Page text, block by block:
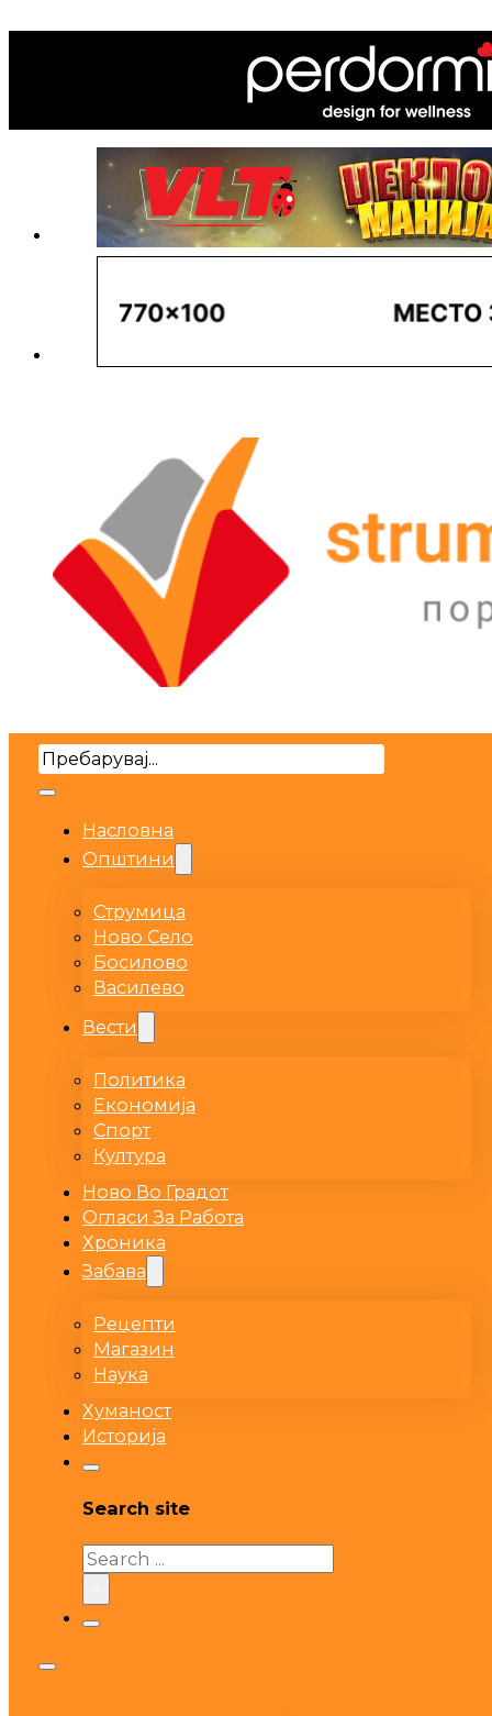
Search
Насловна
Општини
Струмица
Ново Село
Босилово
Василево
Вести
Политика
Економија
Спорт
Култура
Ново Во Градот
Огласи За Работа
Хроника
Забава
Рецепти
Магазин
Наука
Хуманост
Историја
Search site
Search